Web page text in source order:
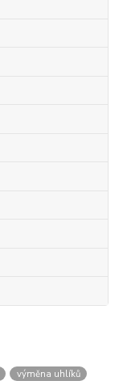
výměna uhlíků